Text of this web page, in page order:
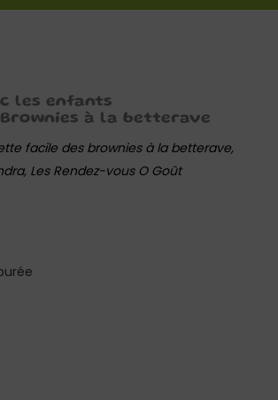
les enfants
Brownies à la betterave
facile des brownies à la betterave,
Les Rendez-vous O Goût